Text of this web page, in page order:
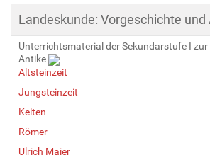
Landeskunde: Vorgeschichte und
Unterrichtsmaterial der Sekundarstufe I
Antike
Altsteinzeit
Jungsteinzeit
Kelten
Römer
Ulrich Maier